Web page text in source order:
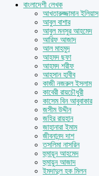
বাংলাদেশী লেখক
আখতারুজ্জামান ইলিয়াস
আবুল বাশার
আবুল মনসুর আহমেদ
আরিফ আজাদ
আল মাহমুদ
আহমদ ছফা
আহমদ শরীফ
আহসান হাবীব
কাজী নজরুল ইসলাম
কাবেরী রায়চৌধুরী
কাসেম বিন আবুবাকার
জসীম উদ্দীন
জহির রায়হান
জাহানারা ইমাম
জীবনানন্দ দাশ
তসলিমা নাসরিন
হুমায়ূন আহমেদ
হুমায়ুন আজাদ
ইমদাদুল হক মিলন